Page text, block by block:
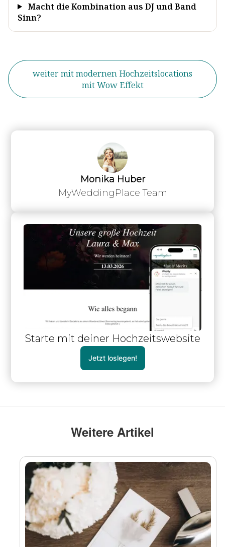
Macht die Kombination aus DJ und Band
Sinn?
weiter mit modernen Hochzeitslocations
mit Wow Effekt
Weitere Artikel
Monika Huber
MyWeddingPlace Team
Starte mit deiner Hochzeitswebsite
Jetzt loslegen!